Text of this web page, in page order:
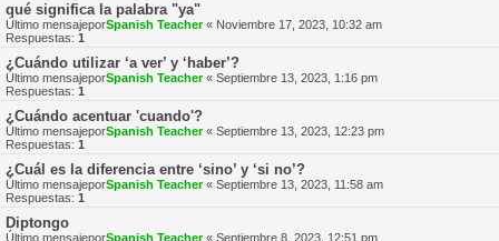
qué significa la palabra "ya"
Último mensajeporSpanish Teacher« Noviembre 17, 2023, 10:32 am
Respuestas: 1
¿Cuándo utilizar ‘a ver’ y ‘haber’?
Último mensajeporSpanish Teacher« Septiembre 13, 2023, 1:16 pm
Respuestas: 1
¿Cuándo acentuar 'cuando'?
Último mensajeporSpanish Teacher« Septiembre 13, 2023, 12:23 pm
Respuestas: 1
¿Cuál es la diferencia entre ‘sino’ y ‘si no’?
Último mensajeporSpanish Teacher« Septiembre 13, 2023, 11:58 am
Respuestas: 1
Diptongo
Último mensajeporSpanish Teacher« Septiembre 8, 2023, 12:51 pm